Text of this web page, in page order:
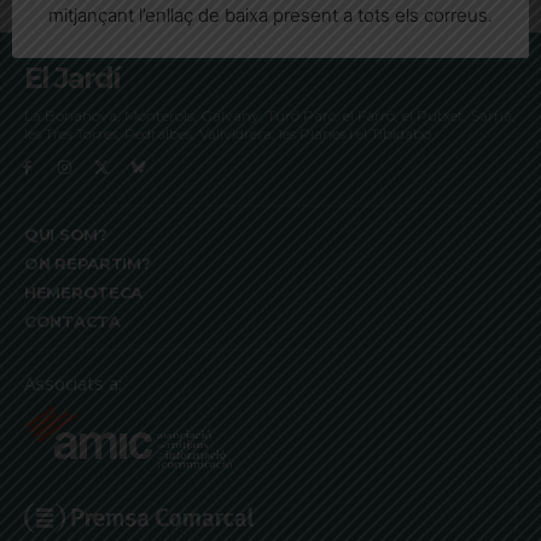
El Jardí
La Bonanova, Monterols, Galvany, Turó Parc, el Farró, el Putxet, Sarrià,
les Tres Torres, Pedralbes, Vallvidrera, les Planes i el Tibidabo
QUI SOM?
ON REPARTIM?
HEMEROTECA
CONTACTA
Associats a:
mitjançant l’enllaç de baixa present a tots els correus.